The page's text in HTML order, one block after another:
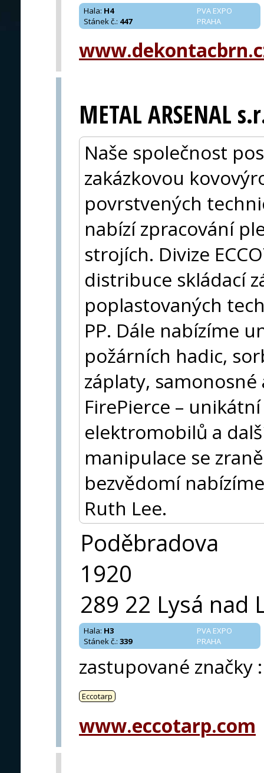
PVA EXPO
PRAHA
Hala: H4
Stánek č.: 447
METAL ARSENAL
Naše společnost
zakázkovou
povrstvených
nabízí zpracování
strojích. Divize
distribuce skládací
poplastovaných
PP. Dále nabízíme
požárních hadic,
záplaty,
FirePierce –
elektromobilů a
manipulace se
bezvědomí
Ruth Lee.
Poděbradova
1920
289 22 Lysá nad
PVA EXPO
PRAHA
Hala: H3
Stánek č.: 339
zastupované značky :
Eccotarp
www.eccotarp.com